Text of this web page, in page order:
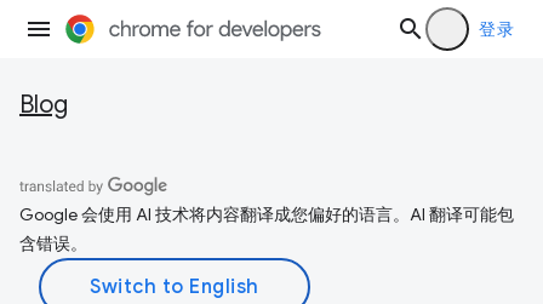
登录
Blog
Google 会使用 AI 技术将内容翻译成您偏好的语言。AI 翻译可能包
含错误。